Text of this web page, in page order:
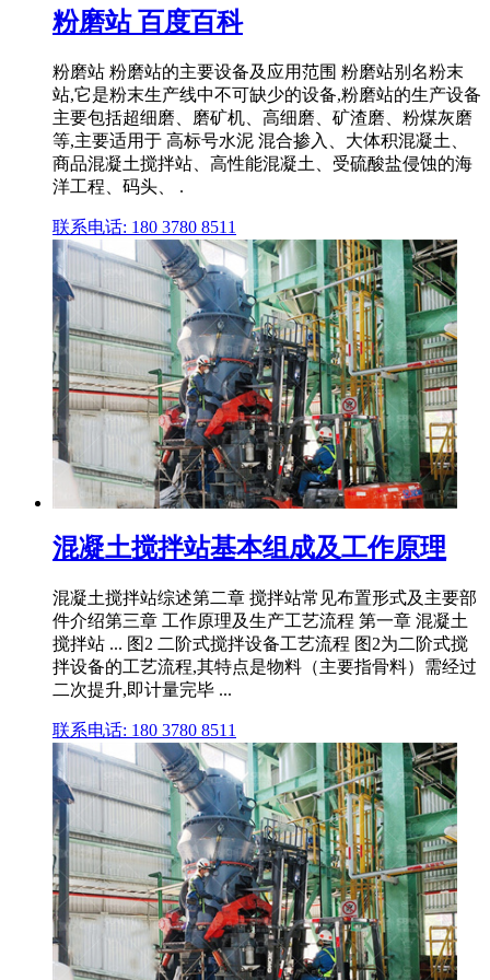
粉磨站 百度百科
粉磨站 粉磨站的主要设备及应用范围 粉磨站别名粉末
站,它是粉末生产线中不可缺少的设备,粉磨站的生产设备
主要包括超细磨、磨矿机、高细磨、矿渣磨、粉煤灰磨
等,主要适用于 高标号水泥 混合掺入、大体积混凝土、
商品混凝土搅拌站、高性能混凝土、受硫酸盐侵蚀的海
洋工程、码头、 .
联系电话: 180 3780 8511
混凝土搅拌站基本组成及工作原理
混凝土搅拌站综述第二章 搅拌站常见布置形式及主要部
件介绍第三章 工作原理及生产工艺流程 第一章 混凝土
搅拌站 ... 图2 二阶式搅拌设备工艺流程 图2为二阶式搅
拌设备的工艺流程,其特点是物料（主要指骨料）需经过
二次提升,即计量完毕 ...
联系电话: 180 3780 8511